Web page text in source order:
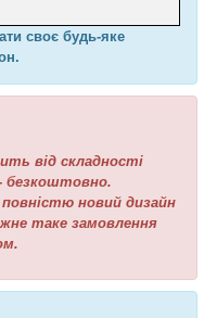
своє будь-яке
від складності
безкоштовно.
новий дизайн
таке замовлення